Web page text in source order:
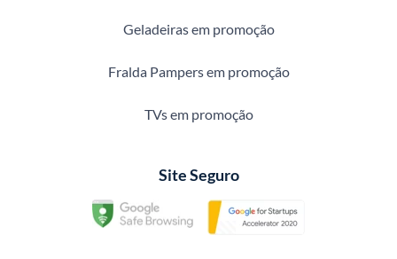
Geladeiras em promoção
Fralda Pampers em promoção
TVs em promoção
Site Seguro